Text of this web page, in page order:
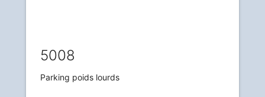
5008
Parking poids lourds